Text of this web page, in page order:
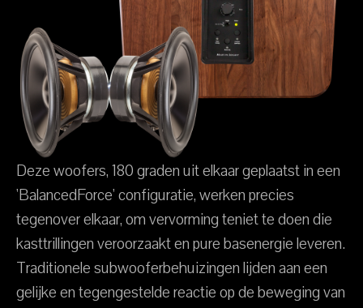
Deze woofers, 180 graden uit elkaar geplaatst in een
'BalancedForce' configuratie, werken precies
tegenover elkaar, om vervorming teniet te doen die
kasttrillingen veroorzaakt en pure basenergie leveren.
Traditionele subwooferbehuizingen lijden aan een
gelijke en tegengestelde reactie op de beweging van